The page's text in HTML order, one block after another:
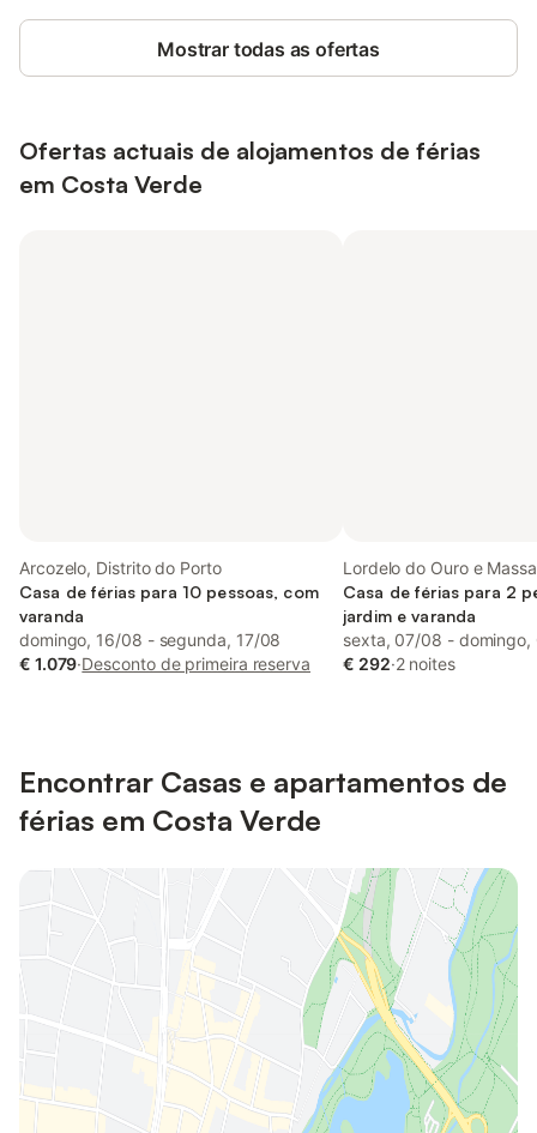
Mostrar todas as ofertas
Ofertas actuais de alojamentos de férias
em Costa Verde
Arcozelo, Distrito do Porto
Casa de férias para 10 pessoas, com
varanda
domingo, 16/08 - segunda, 17/08
€ 1.079·Desconto de primeira reserva
Lordelo do Ouro e
Distrito do Porto
Casa de férias para 2
jardim e varanda
sexta, 07/08 -
€ 292·2 noites
Encontrar Casas e apartamentos de
férias em Costa Verde